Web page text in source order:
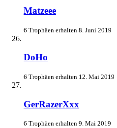
Matzeee
6 Trophäen erhalten 8. Juni 2019
DoHo
6 Trophäen erhalten 12. Mai 2019
GerRazerXxx
6 Trophäen erhalten 9. Mai 2019